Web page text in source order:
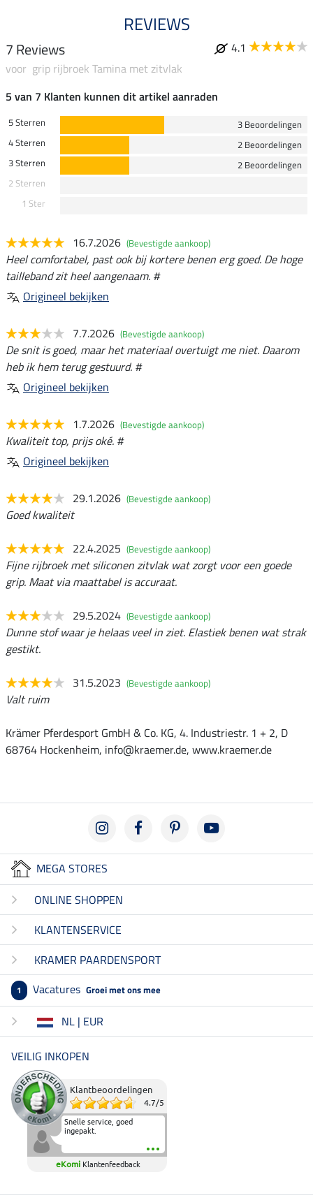
REVIEWS
7 Reviews
4.1
voor grip rijbroek Tamina met zitvlak
5 van 7 Klanten kunnen dit artikel aanraden
5 Sterren
3 Beoordelingen
4 Sterren
2 Beoordelingen
3 Sterren
2 Beoordelingen
2 Sterren
1 Ster
16.7.2026 (Bevestigde aankoop)
Heel comfortabel, past ook bij kortere benen erg goed. De hoge
tailleband zit heel aangenaam. #
Origineel bekijken
7.7.2026 (Bevestigde aankoop)
De snit is goed, maar het materiaal overtuigt me niet. Daarom
heb ik hem terug gestuurd. #
Origineel bekijken
1.7.2026 (Bevestigde aankoop)
Kwaliteit top, prijs oké. #
Origineel bekijken
29.1.2026 (Bevestigde aankoop)
Goed kwaliteit
22.4.2025 (Bevestigde aankoop)
Fijne rijbroek met siliconen zitvlak wat zorgt voor een goede
grip. Maat via maattabel is accuraat.
29.5.2024 (Bevestigde aankoop)
Dunne stof waar je helaas veel in ziet. Elastiek benen wat strak
gestikt.
31.5.2023 (Bevestigde aankoop)
Valt ruim
Krämer Pferdesport GmbH & Co. KG, 4. Industriestr. 1 + 2, D
68764 Hockenheim, info@kraemer.de, www.kraemer.de
MEGA STORES
ONLINE SHOPPEN
KLANTENSERVICE
KRAMER PAARDENSPORT
1 Vacatures Groei met ons mee
NL | EUR
VEILIG INKOPEN
Klantbeoordelingen
4.7/5
Snelle service, goed
ingepakt.
eKomi Klantenfeedback